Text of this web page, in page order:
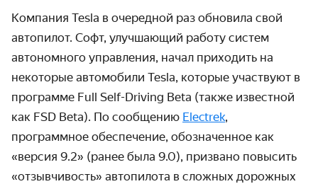
Компания Tesla в очередной раз обновила свой
автопилот. Софт, улучшающий работу систем
автономного управления, начал приходить на
некоторые автомобили Tesla, которые участвуют в
программе Full Self-Driving Beta (также известной
как FSD Beta). По сообщению Electrek,
программное обеспечение, обозначенное как
«версия 9.2» (ранее была 9.0), призвано повысить
«отзывчи­вость» автопилота в сложных дорожных